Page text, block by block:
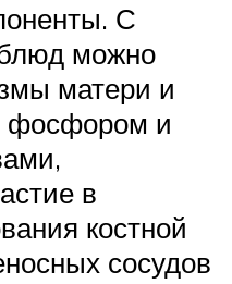
С
можно
матери и
фосфором и
в
костной
сосудов